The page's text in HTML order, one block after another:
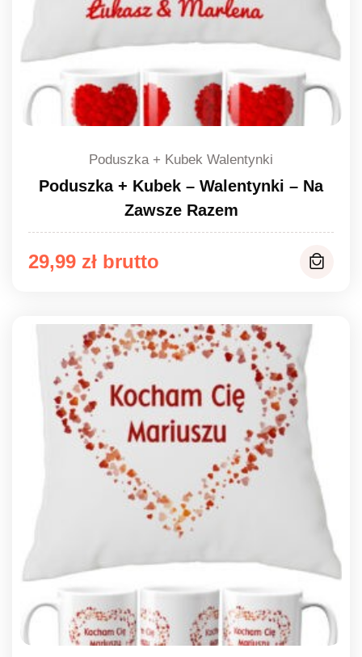
Poduszka + Kubek Walentynki
Poduszka + Kubek – Walentynki – Na
Zawsze Razem
29,99 zł